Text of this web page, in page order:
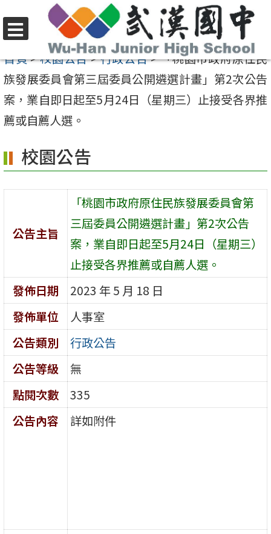
至
要
內
容
選
單
首頁>校園公告>行政公告>「桃園市政府原住民
族發展委員會第三屆委員公開遴選計畫」第2次公告
案，業自即日起至5月24日（星期三）止接受各界推
薦或自薦人選。
校園公告
公告主旨
「桃園市政府原住民族發展委員會第
三屆委員公開遴選計畫」第2次公告
案，業自即日起至5月24日（星期三）
止接受各界推薦或自薦人選。
發佈日期
2023 年 5 月 18 日
發佈單位
人事室
公告類別
行政公告
公告等級
無
點閱次數
335
公告內容
詳如附件